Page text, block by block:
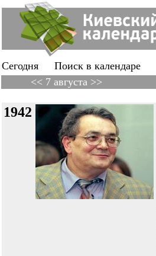
Сегодня Поиск в календаре
<< 7 августа >>
1942